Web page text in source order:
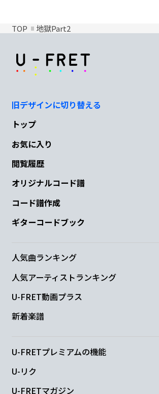
TOP 地獄Part2
旧デザインに切り替える
トップ
お気に入り
閲覧履歴
オリジナルコード譜
コード譜作成
ギターコードブック
人気曲ランキング
人気アーティストランキング
U-FRET動画プラス
新着楽譜
U-FRETプレミアムの機能
U-リク
U-FRETマガジン